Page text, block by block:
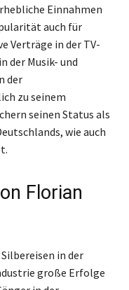
Einnahmen
auch für
Verträge in der TV-
der Musik- und
der
zu seinem
seinen Status als
wie auch
Florian
in der
große Erfolge